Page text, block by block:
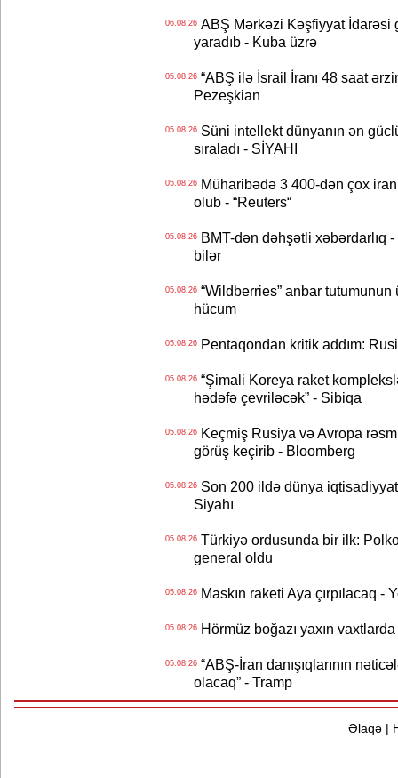
06.08.26ABŞ Mərkəzi Kəşfiyyat İdarəsi
yaradıb - Kuba üzrə
05.08.26“ABŞ ilə İsrail İranı 48 saat
Pezeşkian
05.08.26Süni intellekt dünyanın ən
sıraladı - SİYAHI
05.08.26Müharibədə 3 400-dən çox
olub - “Reuters“
05.08.26BMT-dən dəhşətli xəbərdarlıq
bilər
05.08.26“Wildberries” anbar tutumunun
hücum
05.08.26Pentaqondan kritik addım:
05.08.26“Şimali Koreya raket
hədəfə çevriləcək” - Sibiqa
05.08.26Keçmiş Rusiya və Avropa
görüş keçirib - Bloomberg
05.08.26Son 200 ildə dünya
Siyahı
05.08.26Türkiyə ordusunda bir ilk:
general oldu
05.08.26Maskın raketi Aya çırpılacaq -
05.08.26Hörmüz boğazı yaxın
05.08.26“ABŞ-İran danışıqlarının
olacaq” - Tramp
Əlaqə|